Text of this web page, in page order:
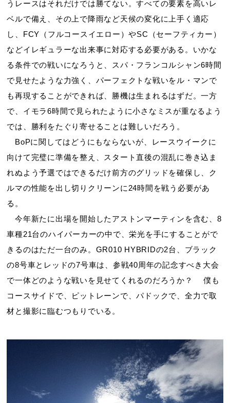
うレースはそれだけでは勝てない。すべての要素を高いレ
ベルで備え、その上で降雨など天候の変化に上手く適応
し、FCY（フルコースイエロー）やSC（セーフティカー）
などイレギュラーな出来事に対応する必要がある。いかな
る条件での戦いになろうと、スパ・フランコルシャン6時間
で見せたような力強く、パーフェクトな戦いをル・マンで
も再現することができれば、勝機は生まれるはずだ。一方
で、イモラ6時間で見られたように小さなミスが重なるよう
では、勝利をたぐり寄せることは難しいだろう。
BoPに関してはどうにもならないが、レースウイークに
向けて完璧に準備を整え、スタート直後の混乱に巻き込ま
れぬよう予選ではできるだけ前方のグリッドを確保し、ク
ルマの性能を出し切りクリーンに24時間を戦う必要があ
る。
今年新たに出場を開始したアストンマーティンを含む、8
車種21台のハイパーカーの中で、栄光を手にすることがで
きるのはただ一台のみ。GR010 HYBRIDの2台、ブラック
の8号車とレッドの7号車は、参戦40周年の記念すべき大会
で一体どのような戦いを見せてくれるのだろうか？ 僕も
コースサイドで、ピットレーンで、パドックで、全力で取
材と撮影に臨むつもりでいる。